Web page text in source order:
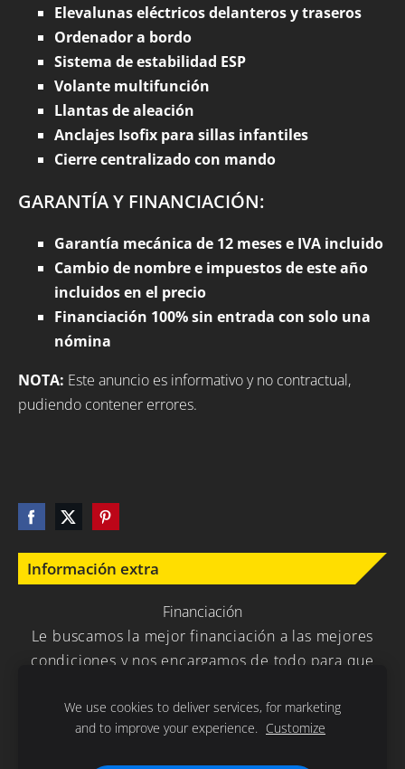
Información extra
Financiación
Le buscamos la mejor financiación a las mejores
condiciones y nos encargamos de todo para que
Elevalunas eléctricos delanteros y traseros
Ordenador a bordo
Sistema de estabilidad ESP
Volante multifunción
Llantas de aleación
Anclajes Isofix para sillas infantiles
Cierre centralizado con mando
GARANTÍA Y FINANCIACIÓN:
Garantía mecánica de 12 meses e IVA incluido
Cambio de nombre e impuestos de este año
incluidos en el precio
Financiación 100% sin entrada con solo una
nómina
NOTA: Este anuncio es informativo y no contractual,
pudiendo contener errores.
We use cookies to deliver services, for marketing
and to improve your experience. Customize